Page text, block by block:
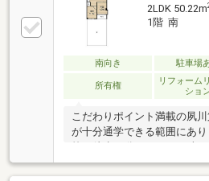
2LDK 50.22m
1階 南
南向き 駐車場
所有権
リフォーム
ショ
こだわりポイント満載の夙
が十分通学できる範囲にあり
校が徒歩10分です。30平米
なっています。ご家族で有
を、当